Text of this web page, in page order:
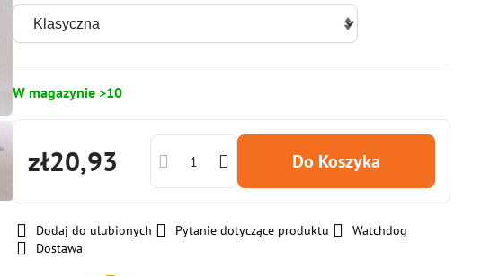
W magazynie >10
zł20,93 Do Koszyka
Dodaj do ulubionych Pytanie dotyczące produktu
Watchdog
Dostawa